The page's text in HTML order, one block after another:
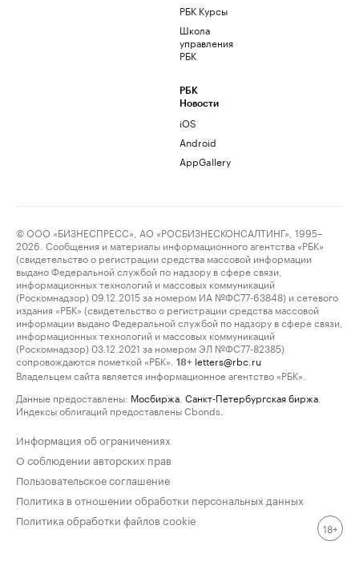
РБК Курсы
Школа
управления
РБК
РБК
Новости
iOS
Android
AppGallery
© ООО «БИЗНЕСПРЕСС», АО «РОСБИЗНЕСКОНСАЛТИНГ», 1995–
2026. Сообщения и материалы информационного агентства «РБК»
(свидетельство о регистрации средства массовой информации
выдано Федеральной службой по надзору в сфере связи,
информационных технологий и массовых коммуникаций
(Роскомнадзор) 09.12.2015 за номером ИА №ФС77-63848) и сетевого
издания «РБК» (свидетельство о регистрации средства массовой
информации выдано Федеральной службой по надзору в сфере связи,
информационных технологий и массовых коммуникаций
(Роскомнадзор) 03.12.2021 за номером ЭЛ №ФС77-82385)
сопровождаются пометкой «РБК».
18+ letters@rbc.ru
Владельцем сайта является информационное агентство «РБК».
Данные предоставлены: Мосбиржа Санкт-Петербургская биржа
Индексы облигаций предоставлены Cbonds.
Информация об ограничениях
О соблюдении авторских прав
Пользовательское соглашение
Политика в отношении обработки персональных данных
Политика обработки файлов cookie
18+